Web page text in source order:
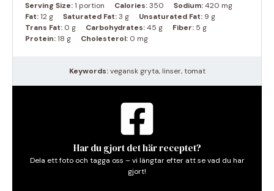
Serving Size:1 portion Calories:350 Sodium:420 mg
Fat:12 g Saturated Fat:3 g Unsaturated Fat: 9 g
Trans Fat: 0 g Carbohydrates:45 g Fiber: 5 g
Protein:18 g Cholesterol: 0 mg
Keywords:vegansk gryta, linser, tomat
Har du gjort det här receptet?
Dela ett foto och tagga oss – vi längtar efter att se vad du har
gjort!